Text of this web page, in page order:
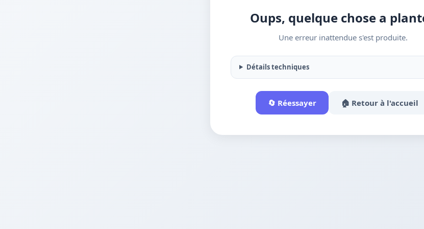
Oups, quelque chose a
Une erreur inattendue s'est produite.
Détails techniques
🔄 Réessayer 🏠 Retour à l'accueil